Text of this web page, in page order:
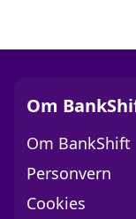
Om
Om BankShift
Personvern
Cookies